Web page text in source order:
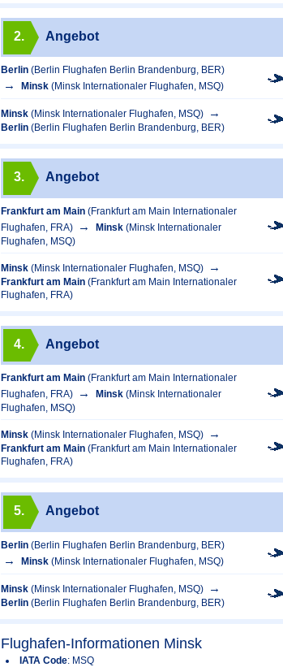
2. Angebot
Berlin (Berlin Flughafen Berlin Brandenburg, BER)
Minsk (Minsk Internationaler Flughafen, MSQ)
Minsk (Minsk Internationaler Flughafen, MSQ)
Berlin (Berlin Flughafen Berlin Brandenburg, BER)
3. Angebot
Frankfurt am Main (Frankfurt am Main Internationaler
Flughafen, FRA)
Minsk (Minsk Internationaler
Flughafen, MSQ)
Minsk (Minsk Internationaler Flughafen, MSQ)
Frankfurt am Main (Frankfurt am Main Internationaler
Flughafen, FRA)
4. Angebot
Frankfurt am Main (Frankfurt am Main Internationaler
Flughafen, FRA)
Minsk (Minsk Internationaler
Flughafen, MSQ)
Minsk (Minsk Internationaler Flughafen, MSQ)
Frankfurt am Main (Frankfurt am Main Internationaler
Flughafen, FRA)
5. Angebot
Berlin (Berlin Flughafen Berlin Brandenburg, BER)
Minsk (Minsk Internationaler Flughafen, MSQ)
Minsk (Minsk Internationaler Flughafen, MSQ)
Berlin (Berlin Flughafen Berlin Brandenburg, BER)
Flughafen-Informationen Minsk
IATA Code: MSQ